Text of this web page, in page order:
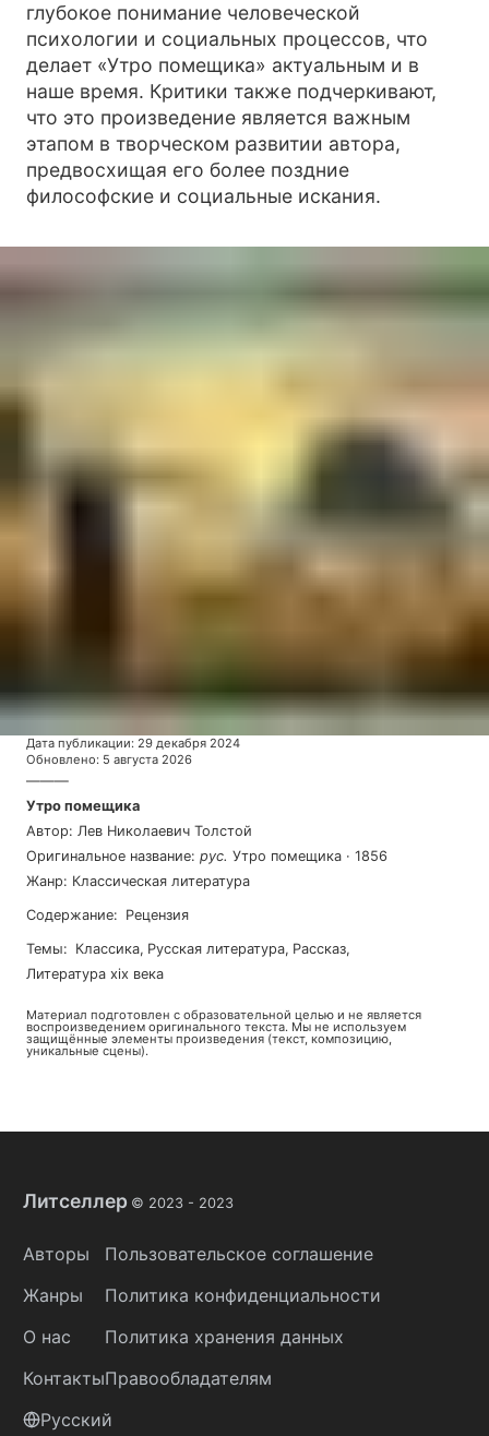
глубокое понимание человеческой
психологии и социальных процессов, что
делает «Утро помещика» актуальным и в
наше время. Критики также подчеркивают,
что это произведение является важным
этапом в творческом развитии автора,
предвосхищая его более поздние
философские и социальные искания.
Дата публикации: 29 декабря 2024
Обновлено: 5 августа 2026
———
Утро помещика
Автор: Лев Николаевич Толстой
Оригинальное название: рус. Утро помещика · 1856
Жанр: Классическая литература
Содержание: Рецензия
Темы: классика, русская литература, рассказ,
литература xix века
Материал подготовлен с образовательной целью и не является
воспроизведением оригинального текста. Мы не используем
защищённые элементы произведения (текст, композицию,
уникальные сцены).
Литселлер © 2023 - 2023
Авторы
Жанры
О нас
Контакты
Пользовательское соглашение
Политика конфиденциальности
Политика хранения данных
Правообладателям
Русский